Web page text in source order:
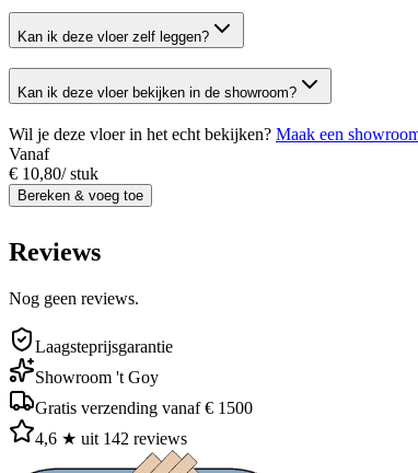
Kan ik deze vloer zelf leggen?
Kan ik deze vloer bekijken in de showroom?
Wil je deze vloer in het echt bekijken? Maak een
Vanaf
€ 10,80/stuk
Bereken & voeg toe
Reviews
Nog geen reviews.
Laagsteprijsgarantie
Showroom 't Goy
Gratis verzending vanaf € 1500
4,6 ★ uit 142 reviews